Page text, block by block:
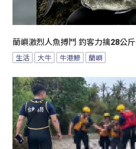
蘭嶼激烈人魚搏鬥 釣客力擒28公
生活 大牛 牛港鰺 蘭嶼